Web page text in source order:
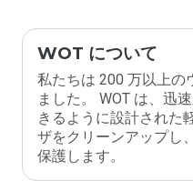
WOT について
私たちは 200 万以上の
ました。 WOT は、迅
きるように設計された
ザをクリーンアップし
保護します。